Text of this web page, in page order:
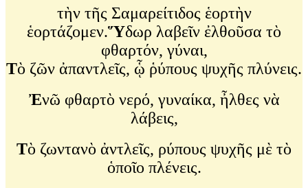
τὴν τῆς Σαμαρείτιδος ἑορτὴν
ἑορτάζομεν.Ὕδωρ λαβεῖν ἐλθοῦσα τὸ
φθαρτόν, γύναι,
Τὸ ζῶν ἀπαντλεῖς, ᾧ ῥύπους ψυχῆς πλύνεις.
Ἐνῶ φθαρτὸ νερό, γυναίκα, ἦλθες νὰ
λάβεις,
Τὸ ζωντανὸ ἀντλεῖς, ρύπους ψυχῆς μὲ τὸ
ὁποῖο πλένεις.